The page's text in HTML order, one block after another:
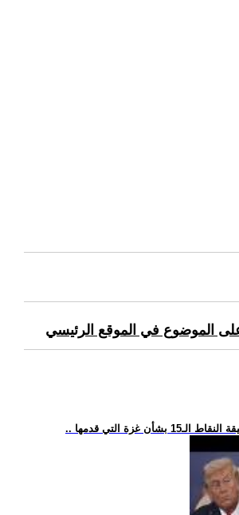
على الموضوع في الموقع الرئيسي
بشأن غزة التي قدمها